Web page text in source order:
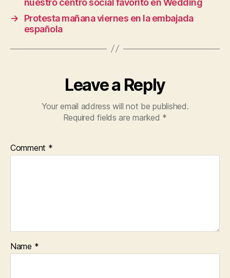
nuestro centro social favorito en Wedding
→
Protesta mañana viernes en la embajada
española
Leave a Reply
Your email address will not be published.
Required fields are marked *
Comment *
Name *